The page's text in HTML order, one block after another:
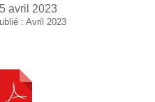
avril 2023
: Avril 2023